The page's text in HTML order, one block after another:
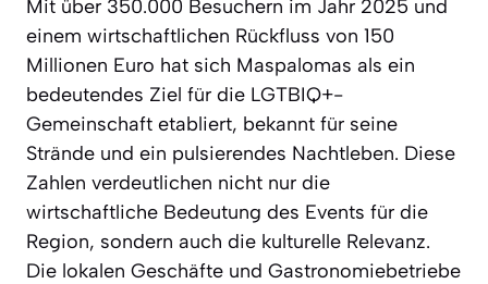
Mit über 350.000 Besuchern im Jahr 2025 und
einem wirtschaftlichen Rückfluss von 150
Millionen Euro hat sich Maspalomas als ein
bedeutendes Ziel für die LGTBIQ+-
Gemeinschaft etabliert, bekannt für seine
Strände und ein pulsierendes Nachtleben. Diese
Zahlen verdeutlichen nicht nur die
wirtschaftliche Bedeutung des Events für die
Region, sondern auch die kulturelle Relevanz.
Die lokalen Geschäfte und Gastronomiebetriebe